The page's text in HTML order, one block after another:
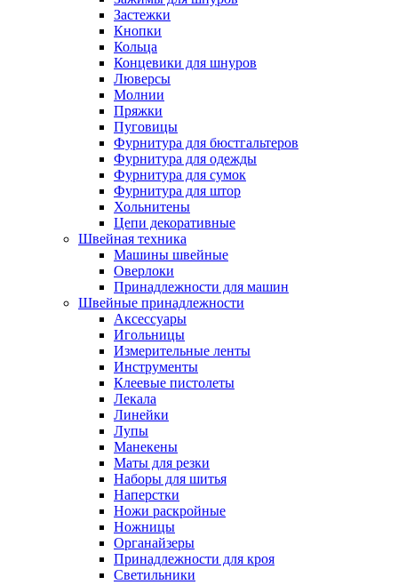
Застежки
Кнопки
Кольца
Концевики для шнуров
Люверсы
Молнии
Пряжки
Пуговицы
Фурнитура для бюстгальтеров
Фурнитура для одежды
Фурнитура для сумок
Фурнитура для штор
Хольнитены
Цепи декоративные
Швейная техника
Машины швейные
Оверлоки
Принадлежности для машин
Швейные принадлежности
Аксессуары
Игольницы
Измерительные ленты
Инструменты
Клеевые пистолеты
Лекала
Линейки
Лупы
Манекены
Маты для резки
Наборы для шитья
Наперстки
Ножи раскройные
Ножницы
Органайзеры
Принадлежности для кроя
Светильники